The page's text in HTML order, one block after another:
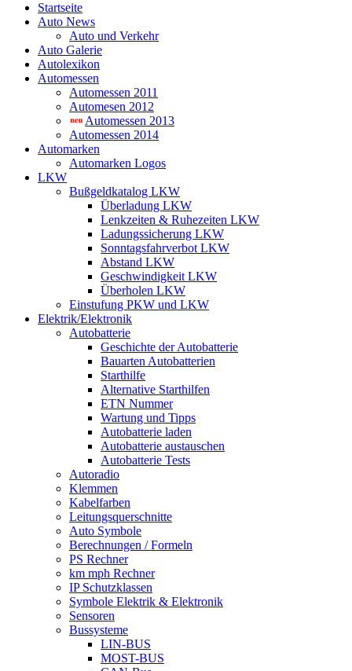
Startseite
Auto News
Auto und Verkehr
Auto Galerie
Autolexikon
Automessen
Automessen 2011
Automesen 2012
Automessen 2013
Automessen 2014
Automarken
Automarken Logos
LKW
Bußgeldkatalog LKW
Überladung LKW
Lenkzeiten & Ruhezeiten LKW
Ladungssicherung LKW
Sonntagsfahrverbot LKW
Abstand LKW
Geschwindigkeit LKW
Überholen LKW
Einstufung PKW und LKW
Elektrik/Elektronik
Autobatterie
Geschichte der Autobatterie
Bauarten Autobatterien
Starthilfe
Alternative Starthilfen
ETN Nummer
Wartung und Tipps
Autobatterie laden
Autobatterie austauschen
Autobatterie Tests
Autoradio
Klemmen
Kabelfarben
Leitungsquerschnitte
Auto Symbole
Berechnungen / Formeln
PS Rechner
km mph Rechner
IP Schutzklassen
Symbole Elektrik & Elektronik
Sensoren
Bussysteme
LIN-BUS
MOST-BUS